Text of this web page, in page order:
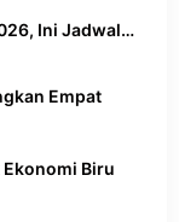
Ini Jadwal…
Empat
Ekonomi Biru